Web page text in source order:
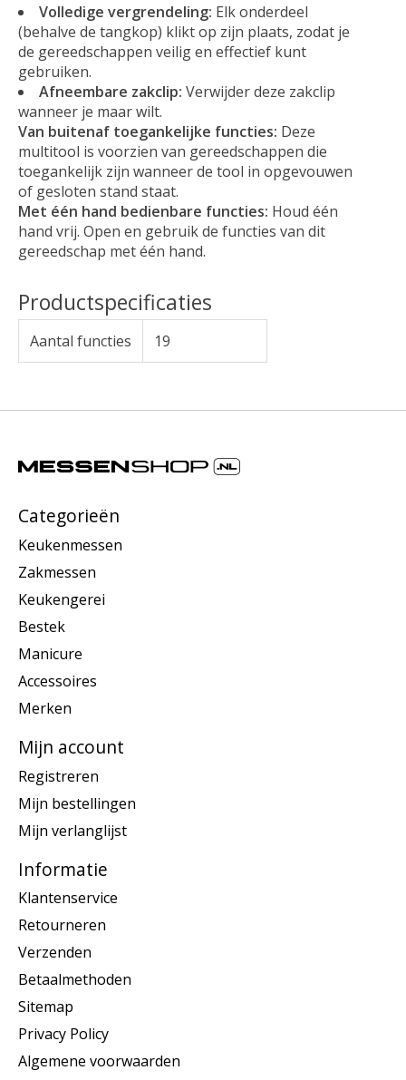
Volledige vergrendeling: Elk onderdeel
(behalve de tangkop) klikt op zijn plaats, zodat je
de gereedschappen veilig en effectief kunt
gebruiken.
Afneembare zakclip: Verwijder deze zakclip
wanneer je maar wilt.
Van buitenaf toegankelijke functies: Deze
multitool is voorzien van gereedschappen die
toegankelijk zijn wanneer de tool in opgevouwen
of gesloten stand staat.
Met één hand bedienbare functies: Houd één
hand vrij. Open en gebruik de functies van dit
gereedschap met één hand.
Productspecificaties
Aantal functies 19
Categorieën
Keukenmessen
Zakmessen
Keukengerei
Bestek
Manicure
Accessoires
Merken
Mijn account
Registreren
Mijn bestellingen
Mijn verlanglijst
Informatie
Klantenservice
Retourneren
Verzenden
Betaalmethoden
Sitemap
Privacy Policy
Algemene voorwaarden